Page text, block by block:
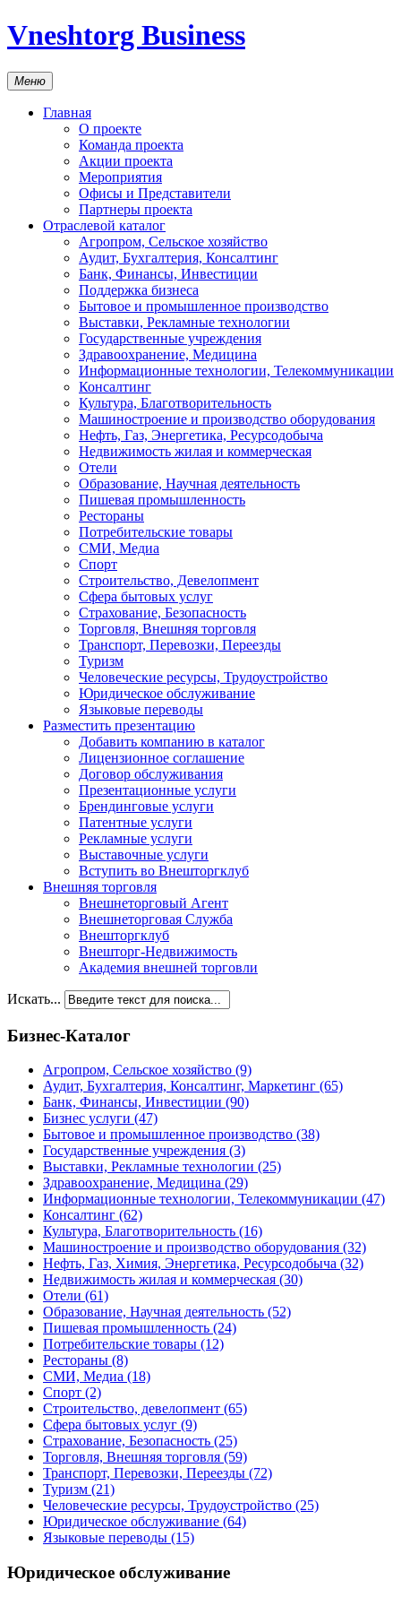
Vneshtorg Business
Меню
Главная
О проекте
Команда проекта
Акции проекта
Мероприятия
Офисы и Представители
Партнеры проекта
Отраслевой каталог
Агропром, Сельское хозяйство
Аудит, Бухгалтерия, Консалтинг
Банк, Финансы, Инвестиции
Поддержка бизнеса
Бытовое и промышленное производство
Выставки, Рекламные технологии
Государственные учреждения
Здравоохранение, Медицина
Информационные технологии, Телекоммуникации
Консалтинг
Культура, Благотворительность
Машиностроение и производство оборудования
Нефть, Газ, Энергетика, Ресурсодобыча
Недвижимость жилая и коммерческая
Отели
Образование, Научная деятельность
Пишевая промышленность
Рестораны
Потребительские товары
СМИ, Медиа
Спорт
Строительство, Девелопмент
Сфера бытовых услуг
Страхование, Безопасность
Торговля, Внешняя торговля
Транспорт, Перевозки, Переезды
Туризм
Человеческие ресурсы, Трудоустройство
Юридическое обслуживание
Языковые переводы
Разместить презентацию
Добавить компанию в каталог
Лицензионное соглашение
Договор обслуживания
Презентационные услуги
Брендинговые услуги
Патентные услуги
Рекламные услуги
Выставочные услуги
Вступить во Внешторгклуб
Внешняя торговля
Внешнеторговый Агент
Внешнеторговая Служба
Внешторгклуб
Внешторг-Недвижимость
Академия внешней торговли
Искать...
Бизнес-Каталог
Агропром, Сельское хозяйство (9)
Аудит, Бухгалтерия, Консалтинг, Маркетинг (65)
Банк, Финансы, Инвестиции (90)
Бизнес услуги (47)
Бытовое и промышленное производство (38)
Государственные учреждения (3)
Выставки, Рекламные технологии (25)
Здравоохранение, Медицина (29)
Информационные технологии, Телекоммуникации (47)
Консалтинг (62)
Культура, Благотворительность (16)
Машиностроение и производство оборудования (32)
Нефть, Газ, Химия, Энергетика, Ресурсодобыча (32)
Недвижимость жилая и коммерческая (30)
Отели (61)
Образование, Научная деятельность (52)
Пишевая промышленность (24)
Потребительские товары (12)
Рестораны (8)
СМИ, Медиа (18)
Спорт (2)
Строительство, девелопмент (65)
Сфера бытовых услуг (9)
Страхование, Безопасность (25)
Торговля, Внешняя торговля (59)
Транспорт, Перевозки, Переезды (72)
Туризм (21)
Человеческие ресурсы, Трудоустройство (25)
Юридическое обслуживание (64)
Языковые переводы (15)
Юридическое обслуживание